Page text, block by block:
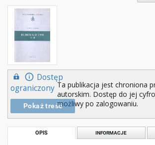
Dostęp
ograniczony
Pokaż treść
Ta publikacja jest chroniona
autorskim. Dostęp do jej
możliwy po zalogowaniu.
OPIS INFORMACJE